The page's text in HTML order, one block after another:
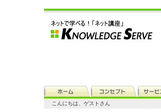
こんにちは、ゲストさん